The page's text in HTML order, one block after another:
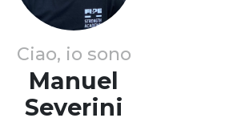
Ciao, io sono
Manuel
Severini